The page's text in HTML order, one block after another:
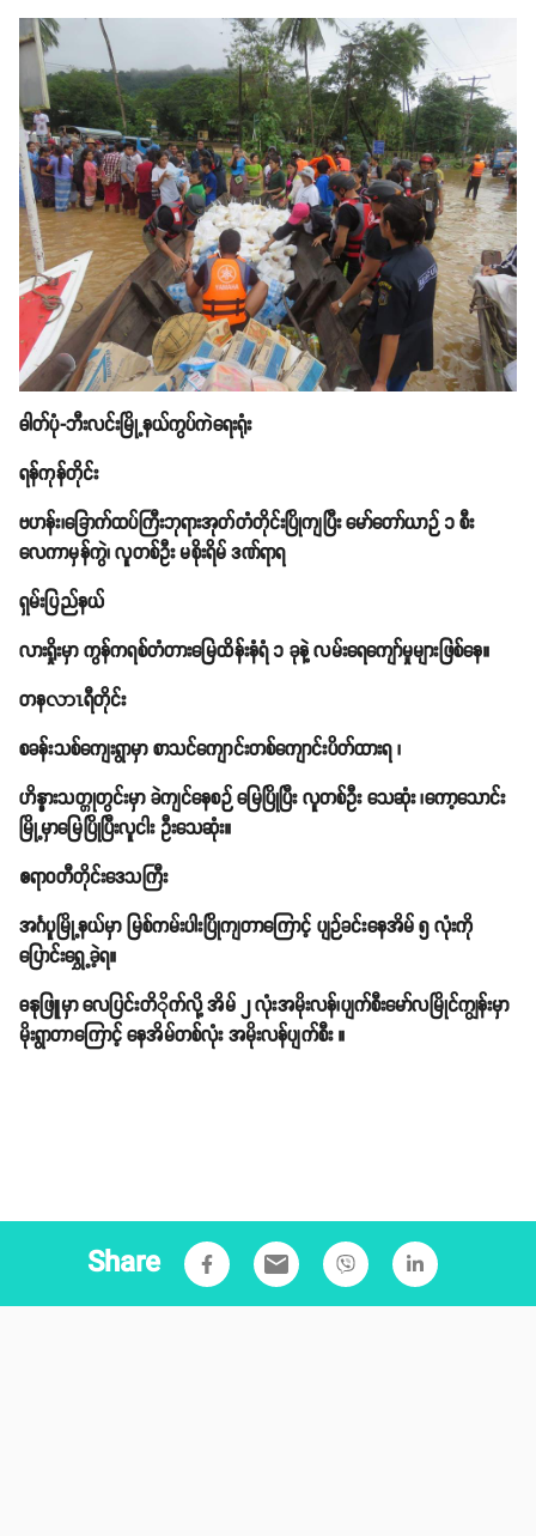
ဓါတ်ပုံ-ဘီးလင်းမြို့နယ်ကွပ်ကဲရေးရုံး
ရန်ကုန်တိုင်း
ဗဟန်း၊ခြောက်ထပ်ကြီးဘုရားအုတ်တံတိုင်းပြိုကျပြီး မော်တော်ယာဉ် ၁ စီး
လေကာမှန်ကွဲ၊ လူတစ်ဦး မစိုးရိမ် ဒဏ်ရာရ
ရှမ်းပြည်နယ်
လားရှိုးမှာ ကွန်ကရစ်တံတားမြေထိန်းနံရံ ၁ ခုနဲ့ လမ်းရေကျော်မှုများဖြစ်နေ။
တနလာၤရီတိုင်း
စခန်းသစ်ကျေးရွာမှာ စာသင်ကျောင်းတစ်ကျောင်းပိတ်ထားရ ၊
ဟိန္နားသတ္တုတွင်းမှာ ခဲကျင်နေစဉ် မြေပြိုပြီး လူတစ်ဦး သေဆုံး ၊ကော့သောင်း
မြို့မှာမြေပြိုပြီးလူငါး ဦးသေဆုံး။
ဧရာဝတီတိုင်းဒေသကြီး
အင်္ဂပူမြို့နယ်မှာ မြစ်ကမ်းပါးပြိုကျတာကြောင့် ပျဉ်ခင်းနေအိမ် ၅ လုံးကို
ပြောင်းရွှေ့ခဲ့ရ။
ဓနုဖြူမှာ လေပြင်းတိိုက်လို့ အိမ် ၂ လုံးအမိုးလန်၊ပျက်စီးမော်လမြိုင်ကျွန်းမှာ
မိုးရွာတာကြောင့် နေအိမ်တစ်လုံး အမိုးလန်ပျက်စီး ။
Share email